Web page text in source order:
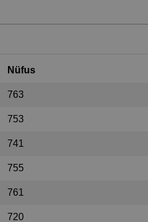
Nüfus
763
753
741
755
761
720